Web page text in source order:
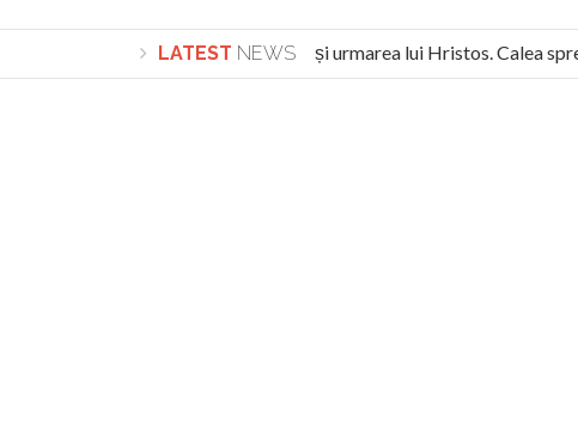
LATEST NEWS
Lepădarea de sine și urmarea lui Hristos. Calea spre
Turnătorul DIE Lucian Boia înjură din nou poporul